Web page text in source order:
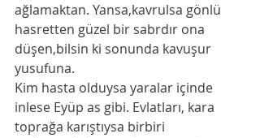
ağlamaktan. Yansa,kavrulsa gönlü
hasretten güzel bir sabrdır ona
düşen,bilsin ki sonunda kavuşur
yusufuna.
Kim hasta olduysa yaralar içinde
inlese Eyüp as gibi. Evlatları, kara
toprağa karıştıysa birbiri